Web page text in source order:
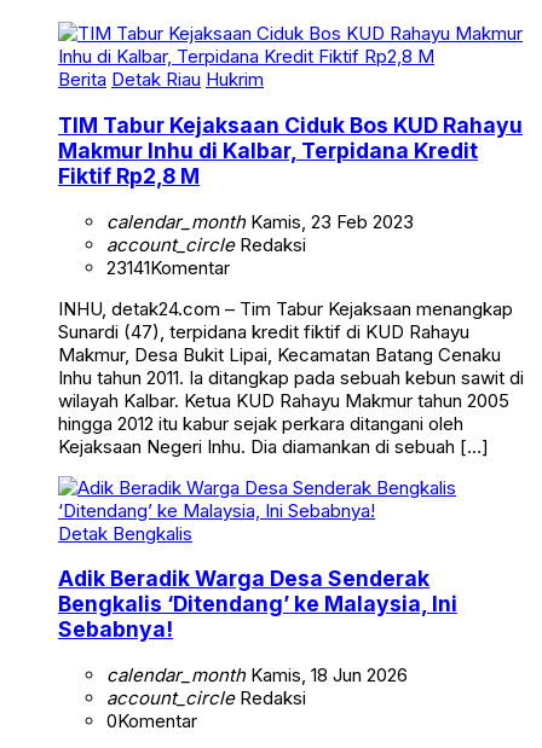
Berita Detak Riau Hukrim
TIM Tabur Kejaksaan Ciduk Bos KUD Rahayu
Makmur Inhu di Kalbar, Terpidana Kredit
Fiktif Rp2,8 M
calendar_monthKamis, 23 Feb 2023
account_circleRedaksi
23141Komentar
INHU, detak24.com – Tim Tabur Kejaksaan menangkap
Sunardi (47), terpidana kredit fiktif di KUD Rahayu
Makmur, Desa Bukit Lipai, Kecamatan Batang Cenaku
Inhu tahun 2011. Ia ditangkap pada sebuah kebun sawit di
wilayah Kalbar. Ketua KUD Rahayu Makmur tahun 2005
hingga 2012 itu kabur sejak perkara ditangani oleh
Kejaksaan Negeri Inhu. Dia diamankan di sebuah […]
Detak Bengkalis
Adik Beradik Warga Desa Senderak
Bengkalis ‘Ditendang’ ke Malaysia, Ini
Sebabnya!
calendar_monthKamis, 18 Jun 2026
account_circleRedaksi
0Komentar